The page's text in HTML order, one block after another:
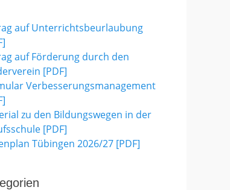
auf Unterrichtsbeurlaubung
auf Förderung durch den
[PDF]
Verbesserungsmanagement
zu den Bildungswegen in der
[PDF]
Tübingen 2026/27 [PDF]